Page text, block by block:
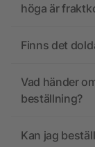
höga är
Finns det
Vad händer
beställning?
Kan jag